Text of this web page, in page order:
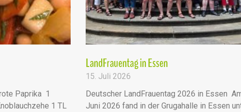
Paprika 1
1 TL
LandFrauentag in Essen
15. Juli 2026
Deutscher LandFrauentag 2026 in Essen
Juni 2026 fand in der Grugahalle in Essen